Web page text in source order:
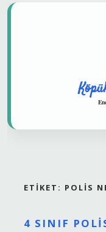
ETIKET: POLIS
4 SINIF